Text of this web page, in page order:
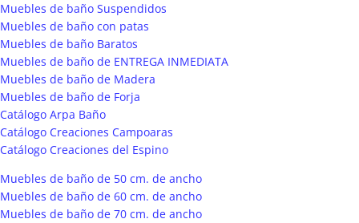
Muebles de baño Suspendidos
Muebles de baño con patas
Muebles de baño Baratos
Muebles de baño de ENTREGA INMEDIATA
Muebles de baño de Madera
Muebles de baño de Forja
Catálogo Arpa Baño
Catálogo Creaciones Campoaras
Catálogo Creaciones del Espino
Muebles de baño de 50 cm. de ancho
Muebles de baño de 60 cm. de ancho
Muebles de baño de 70 cm. de ancho